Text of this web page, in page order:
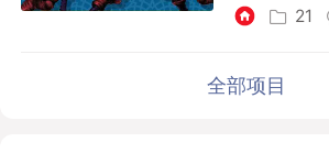
21
全部项目